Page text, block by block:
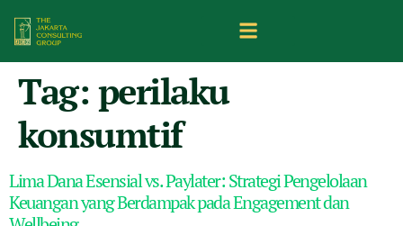
Tag: perilaku
konsumtif
Lima Dana Esensial vs. Paylater: Strategi Pengelolaan
Keuangan yang Berdampak pada Engagement dan